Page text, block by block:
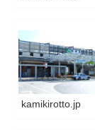
kamikirotto.jp